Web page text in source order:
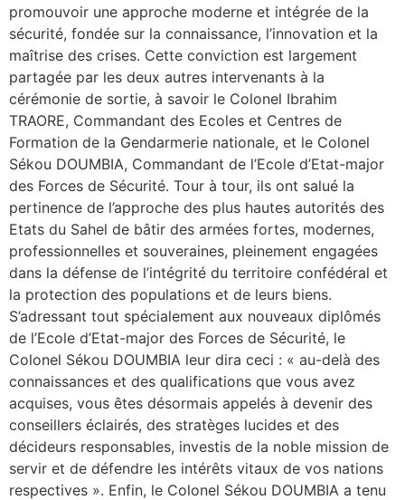
promouvoir une approche moderne et intégrée de la
sécurité, fondée sur la connaissance, l’innovation et la
maîtrise des crises. Cette conviction est largement
partagée par les deux autres intervenants à la
cérémonie de sortie, à savoir le Colonel Ibrahim
TRAORE, Commandant des Ecoles et Centres de
Formation de la Gendarmerie nationale, et le Colonel
Sékou DOUMBIA, Commandant de l’Ecole d’Etat-major
des Forces de Sécurité. Tour à tour, ils ont salué la
pertinence de l’approche des plus hautes autorités des
Etats du Sahel de bâtir des armées fortes, modernes,
professionnelles et souveraines, pleinement engagées
dans la défense de l’intégrité du territoire confédéral et
la protection des populations et de leurs biens.
S’adressant tout spécialement aux nouveaux diplômés
de l’Ecole d’Etat-major des Forces de Sécurité, le
Colonel Sékou DOUMBIA leur dira ceci : « au-delà des
connaissances et des qualifications que vous avez
acquises, vous êtes désormais appelés à devenir des
conseillers éclairés, des stratèges lucides et des
décideurs responsables, investis de la noble mission de
servir et de défendre les intérêts vitaux de vos nations
respectives ». Enfin, le Colonel Sékou DOUMBIA a tenu